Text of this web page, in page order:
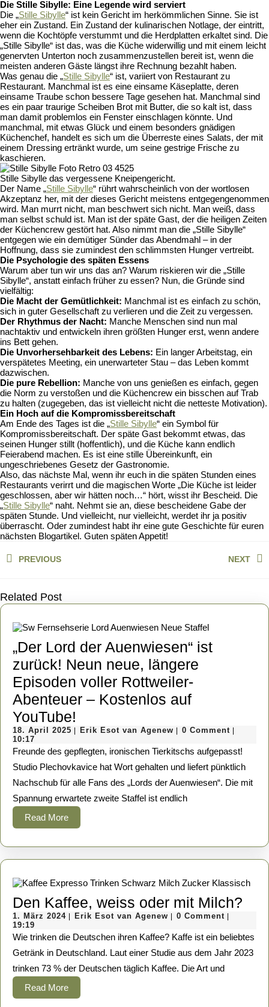
Die Stille Sibylle: Eine Legende wird serviert
Die „Stille Sibylle“ ist kein Gericht im herkömmlichen Sinne. Sie ist
eher ein Zustand. Ein Zustand der kulinarischen Notlage, der eintritt,
wenn die Kochtöpfe verstummt und die Herdplatten erkaltet sind. Die
„Stille Sibylle“ ist das, was die Küche widerwillig und mit einem leicht
genervten Unterton noch zusammenzustellen bereit ist, wenn die
meisten anderen Gäste längst ihre Rechnung bezahlt haben.
Was genau die „Stille Sibylle“ ist, variiert von Restaurant zu
Restaurant. Manchmal ist es eine einsame Käseplatte, deren
einsame Traube schon bessere Tage gesehen hat. Manchmal sind
es ein paar traurige Scheiben Brot mit Butter, die so kalt ist, dass
man damit problemlos ein Fenster einschlagen könnte. Und
manchmal, mit etwas Glück und einem besonders gnädigen
Küchenchef, handelt es sich um die Überreste eines Salats, der mit
einem Dressing ertränkt wurde, um seine gestrige Frische zu
kaschieren.
Stille Sibylle das vergessene Kneipengericht.
Der Name „Stille Sibylle“ rührt wahrscheinlich von der wortlosen
Akzeptanz her, mit der dieses Gericht meistens entgegengenommen
wird. Man murrt nicht, man beschwert sich nicht. Man weiß, dass
man selbst schuld ist. Man ist der späte Gast, der die heiligen Zeiten
der Küchencrew gestört hat. Also nimmt man die „Stille Sibylle“
entgegen wie ein demütiger Sünder das Abendmahl – in der
Hoffnung, dass sie zumindest den schlimmsten Hunger vertreibt.
Die Psychologie des späten Essens
Warum aber tun wir uns das an? Warum riskieren wir die „Stille
Sibylle“, anstatt einfach früher zu essen? Nun, die Gründe sind
vielfältig:
Die Macht der Gemütlichkeit: Manchmal ist es einfach zu schön,
sich in guter Gesellschaft zu verlieren und die Zeit zu vergessen.
Der Rhythmus der Nacht: Manche Menschen sind nun mal
nachtaktiv und entwickeln ihren größten Hunger erst, wenn andere
ins Bett gehen.
Die Unvorhersehbarkeit des Lebens: Ein langer Arbeitstag, ein
verspätetes Meeting, ein unerwarteter Stau – das Leben kommt
dazwischen.
Die pure Rebellion: Manche von uns genießen es einfach, gegen
die Norm zu verstoßen und die Küchencrew ein bisschen auf Trab
zu halten (zugegeben, das ist vielleicht nicht die netteste Motivation).
Ein Hoch auf die Kompromissbereitschaft
Am Ende des Tages ist die „Stille Sibylle“ ein Symbol für
Kompromissbereitschaft. Der späte Gast bekommt etwas, das
seinen Hunger stillt (hoffentlich), und die Küche kann endlich
Feierabend machen. Es ist eine stille Übereinkunft, ein
ungeschriebenes Gesetz der Gastronomie.
Also, das nächste Mal, wenn ihr euch in die späten Stunden eines
Restaurants verirrt und die magischen Worte „Die Küche ist leider
geschlossen, aber wir hätten noch…“ hört, wisst ihr Bescheid. Die
„Stille Sibylle“ naht. Nehmt sie an, diese bescheidene Gabe der
späten Stunde. Und vielleicht, nur vielleicht, werdet ihr ja positiv
überrascht. Oder zumindest habt ihr eine gute Geschichte für euren
nächsten Blogartikel. Guten späten Appetit!
PREVIOUS
post:
NEXT
Related Post
„Der Lord der Auenwiesen“ ist
zurück! Neun neue, längere
Episoden voller Rottweiler-
Abenteuer – Kostenlos auf
YouTube!
Lord
der
Auenwiesen“
ist
zurück!
längere
voller
Rottweiler-
Abenteuer
–
Kostenlos
auf
YouTube!
18. April 2025 18.
2025
Erik Esot van Agenew Erik
van
Agenew
0 Comment
10:17
Freunde des gepflegten, ironischen Tierkitschs aufgepasst!
Studio Plechovkavice hat Wort gehalten und liefert pünktlich
Nachschub für alle Fans des „Lords der Auenwiesen“. Die mit
Spannung erwartete zweite Staffel ist endlich
Read MoreRead
More
Den Kaffee, weiss oder mit Milch?
1. März 20241.
2024
Erik Esot van Agenew Erik
van
Agenew
0 Comment
19:19
Wie trinken die Deutschen ihren Kaffee? Kaffe ist ein beliebtes
Getränk in Deutschland. Laut einer Studie aus dem Jahr 2023
trinken 73 % der Deutschen täglich Kaffee. Die Art und
Read MoreRead
More